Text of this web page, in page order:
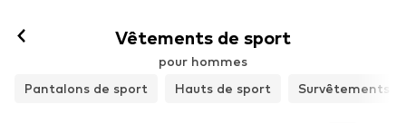
Vêtements de sport
pour hommes
Pantalons de sport
Hauts de sport Survêtements